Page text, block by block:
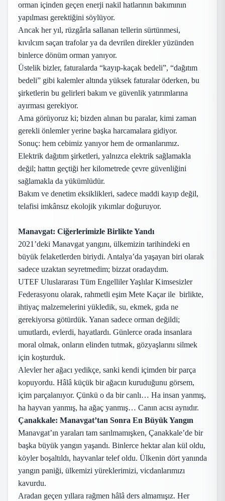
orman içinden geçen enerji nakil hatlarının bakımının
yapılması gerektiğini söylüyor.
Ancak her yıl, rüzgârla sallanan tellerin sürtünmesi,
kıvılcım saçan trafolar ya da devrilen direkler yüzünden
binlerce dönüm orman yanıyor.
Üstelik bizler, faturalarda “kayıp-kaçak bedeli”, “dağıtım
bedeli” gibi kalemler altında yüksek faturalar öderken, bu
şirketlerin bu gelirleri bakım ve güvenlik yatırımlarına
ayırması gerekiyor.
Ama görüyoruz ki; bizden alınan bu paralar, kimi zaman
gerekli önlemler yerine başka harcamalara gidiyor.
Sonuç: hem cebimiz yanıyor hem de ormanlarımız.
Elektrik dağıtım şirketleri, yalnızca elektrik sağlamakla
değil; hattın geçtiği her kilometrede çevre güvenliğini
sağlamakla da yükümlüdür.
Bakım ve denetim eksiklikleri, sadece maddi kayıp değil,
telafisi imkânsız ekolojik yıkımlar doğuruyor.
Manavgat: Ciğerlerimizle Birlikte Yandı
2021’deki Manavgat yangını, ülkemizin tarihindeki en
büyük felaketlerden biriydi. Antalya’da yaşayan biri olarak
sadece uzaktan seyretmedim; bizzat oradaydım.
UTEF Uluslararası Tüm Engelliler Yaşlılar Kimsesizler
Federasyonu olarak, rahmetli eşim Mete Kaçar ile birlikte,
ihtiyaç malzemelerini yükledik, su, ekmek, gıda ne
gerekiyorsa götürdük. Yanan sadece orman değildi;
umutlardı, evlerdi, hayatlardı. Günlerce orada insanlara
moral olmak, onların elinden tutmak, gözyaşlarını silmek
için koşturduk.
Alevler her ağacı yedikçe, sanki kendi içimden bir parça
kopuyordu. Hâlâ küçük bir ağacın kuruduğunu görsem,
içim parçalanıyor. Çünkü o da bir canlı… Ha insan yanmış,
ha hayvan yanmış, ha ağaç yanmış… Canın acısı aynıdır.
Çanakkale: Manavgat’tan Sonra En Büyük Yangın
Manavgat’ın yaraları tam sarılmamışken, Çanakkale’de bir
başka büyük yangın yaşandı. Binlerce hektar alan kül oldu,
köyler boşaltıldı, hayvanlar telef oldu. Ülkenin dört yanında
yangın paniği, ülkemizi yüreklerimizi, vicdanlarımızı
kavurdu.
Aradan geçen yıllara rağmen hâlâ ders almamışız. Her